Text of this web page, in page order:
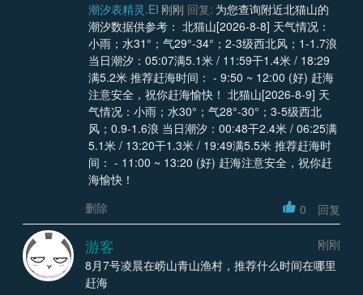
潮汐表精灵.EI 刚刚 回复: 为您查询附近北猫山的
潮汐数据供参考： 北猫山[2026-8-8] 天气情况：
小雨；水31°；气29°-34°；2-3级西北风；1-1.7浪
当日潮汐：05:07满5.1米 / 11:59干1.4米 / 18:29
满5.2米 推荐赶海时间： - 9:50 ~ 12:00 (好) 赶海
注意安全，祝你赶海愉快！ 北猫山[2026-8-9] 天
气情况：小雨；水30°；气28°-30°；3-5级西北
风；0.9-1.6浪 当日潮汐：00:48干2.4米 / 06:25满
5.1米 / 13:20干1.3米 / 19:49满5.5米 推荐赶海时
间： - 11:00 ~ 13:20 (好) 赶海注意安全，祝你赶
海愉快！
删除
0 回复
游客
刚刚
8月7号凌晨在崂山青山渔村，推荐什么时间在哪里
赶海